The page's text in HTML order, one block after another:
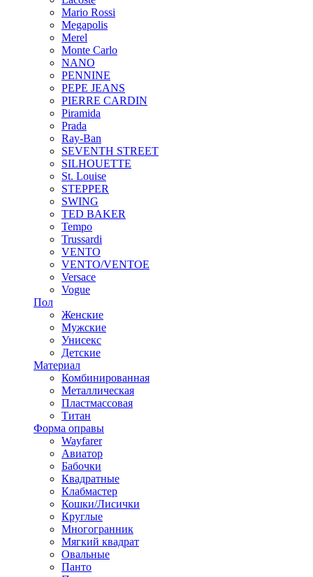
Mario Rossi
Megapolis
Merel
Monte Carlo
NANO
PENNINE
PEPE JEANS
PIERRE CARDIN
Piramida
Prada
Ray-Ban
SEVENTH STREET
SILHOUETTE
St. Louise
STEPPER
SWING
TED BAKER
Tempo
Trussardi
VENTO
VENTO/VENTOE
Versace
Vogue
Пол
Женские
Мужские
Унисекс
Детские
Материал
Комбинированная
Металлическая
Пластмассовая
Титан
Форма оправы
Wayfarer
Авиатор
Бабочки
Квадратные
Клабмастер
Кошки/Лисички
Круглые
Многогранник
Мягкий квадрат
Овальные
Панто